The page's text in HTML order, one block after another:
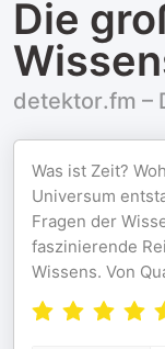
Die
detektor.fm –
Was ist Zeit?
Universum
Fragen der
faszinierende
Wissens. Von